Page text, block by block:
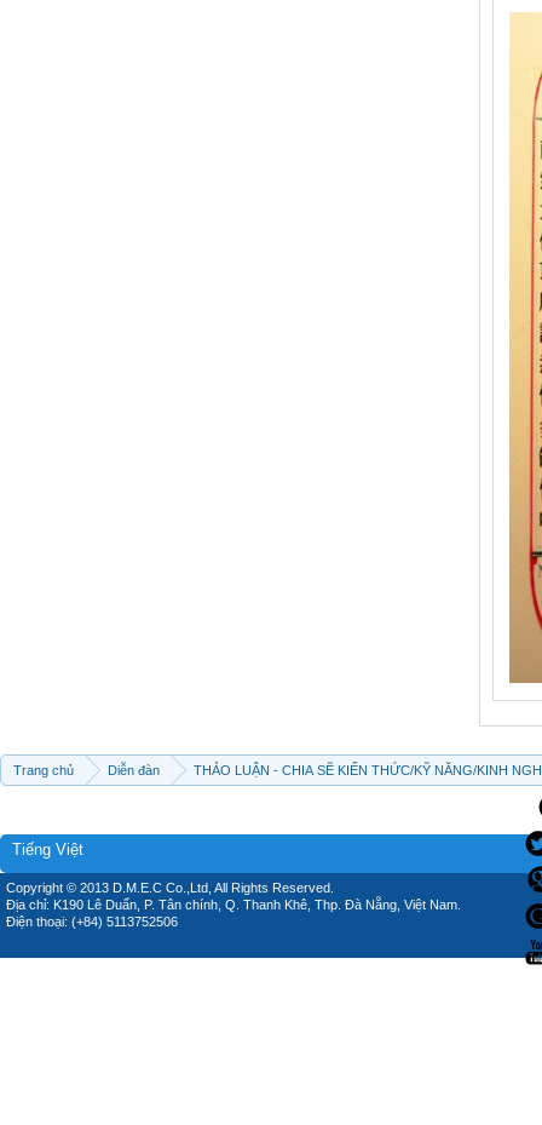
Trang chủ Diễn đàn THẢO LUẬN - CHIA SẼ KIẾN THỨC/KỸ NĂNG/KINH
Tiếng Việt
Copyright © 2013 D.M.E.C Co.,Ltd, All Rights Reserved.
Địa chỉ: K190 Lê Duẩn, P. Tân chính, Q. Thanh Khê, Thp. Đà Nẵng, Việt Nam.
Điện thoại: (+84) 5113752506